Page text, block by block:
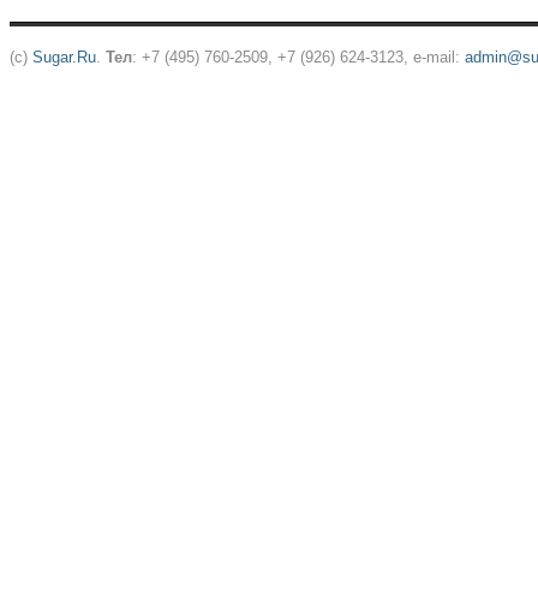
(c) Sugar.Ru Тел: +7 (495) 760-2509, +7 (926) 624-3123, e-mail: